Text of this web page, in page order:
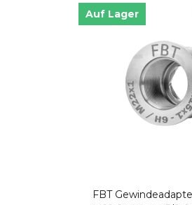
Auf Lager
FBT